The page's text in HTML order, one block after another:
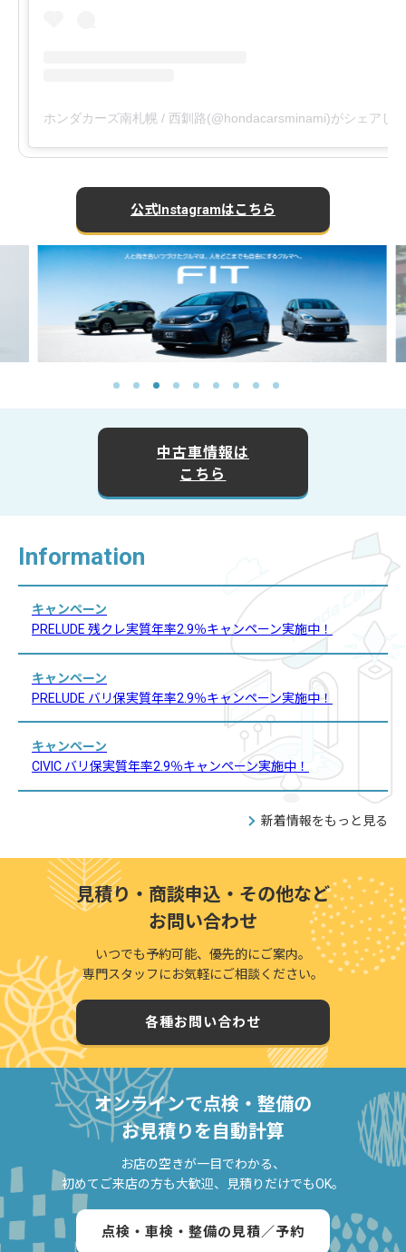
ホンダカーズ南札幌 / 西釧路(@hondacarsminami)がシェアし
公式Instagramはこちら
中古車情報は
こちら
Information
キャンペーン
PRELUDE 残クレ実質年率2.9％キャンペーン実施中！
キャンペーン
PRELUDE バリ保実質年率2.9％キャンペーン実施中！
キャンペーン
CIVIC バリ保実質年率2.9％キャンペーン実施中！
新着情報をもっと見る
見積り・商談申込・その他など
お問い合わせ
いつでも予約可能、優先的にご案内。
専門スタッフにお気軽にご相談ください。
各種お問い合わせ
オンラインで点検・整備の
お見積りを自動計算
お店の空きが一目でわかる、
初めてご来店の方も大歓迎、見積りだけでもOK。
点検・車検・整備の見積／予約